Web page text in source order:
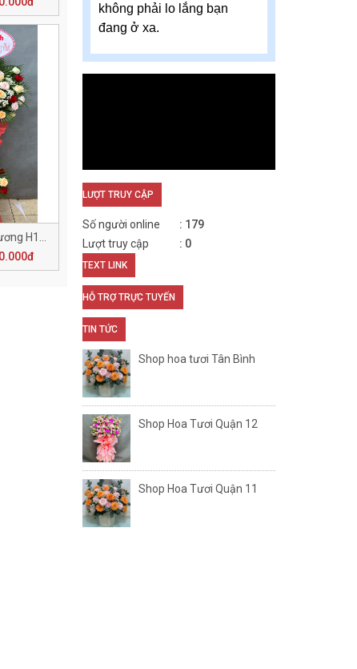
không phải lo lắng bạn
đang ở xa.
LƯỢT TRUY CẬP
Số người online
179
Lượt truy cập
0
TEXT LINK
HỖ TRỢ TRỰC TUYẾN
TIN TỨC
Shop hoa tươi Tân Bình
Shop Hoa Tươi Quận 12
Shop Hoa Tươi Quận 11